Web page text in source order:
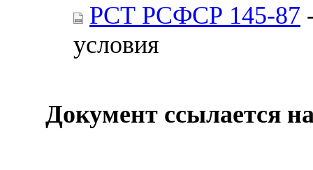
РСТ РСФСР 145-87
условия
Документ ссылается